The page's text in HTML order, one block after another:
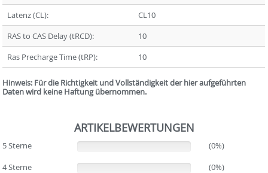
Latenz (CL):
CL10
RAS to CAS Delay (tRCD):
10
Ras Precharge Time (tRP):
10
Hinweis: Für die Richtigkeit und Vollständigkeit der hier aufgeführten
Daten wird keine Haftung übernommen.
ARTIKELBEWERTUNGEN
5 Sterne
(0%)
4 Sterne
(0%)